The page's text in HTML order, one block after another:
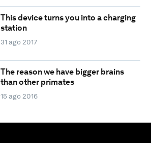
This device turns you into a charging
station
31 ago 2017
The reason we have bigger brains
than other primates
15 ago 2016